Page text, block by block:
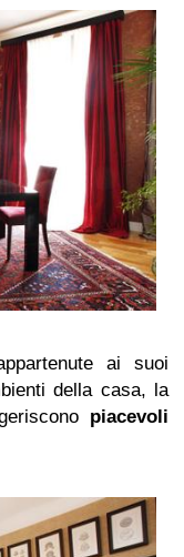
ai suoi
della casa, la
piacevoli